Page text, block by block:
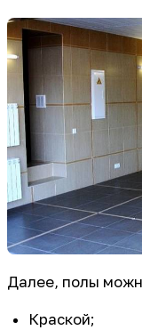
Далее, полы
Краской;